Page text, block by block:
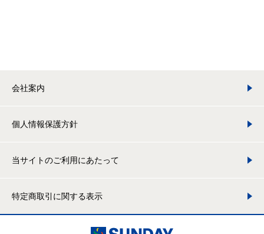
会社案内
個人情報保護方針
当サイトのご利用にあたって
特定商取引に関する表示